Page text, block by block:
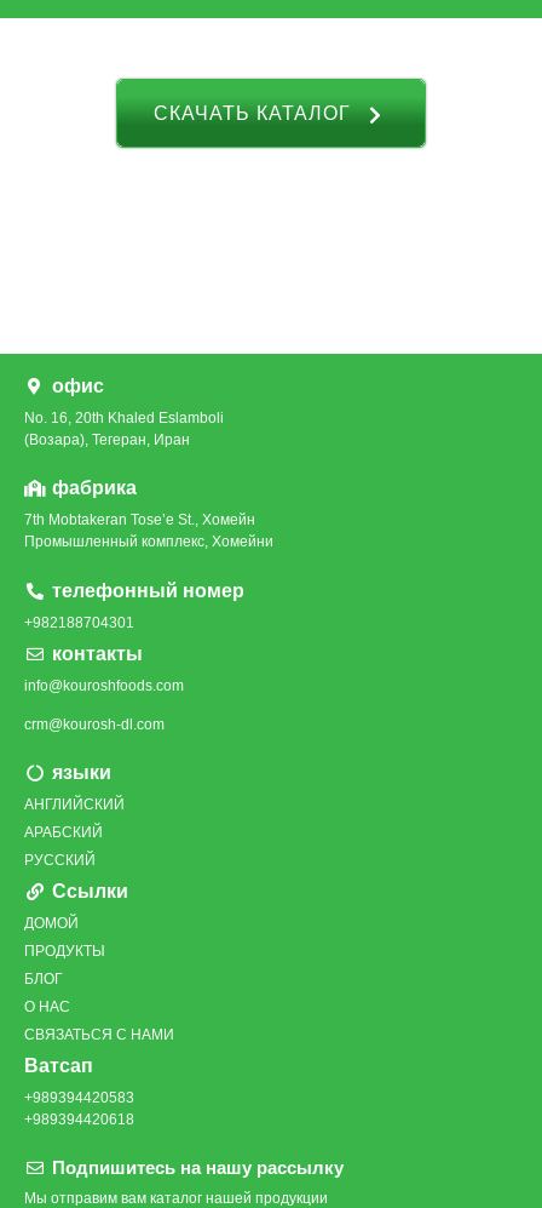
СКАЧАТЬ КАТАЛОГ
офис
No. 16, 20th Khaled Eslamboli
(Возара), Тегеран, Иран
фабрика
7th Mobtakeran Tose’e St., Хомейн
Промышленный комплекс, Хомейни
телефонный номер
+982188704301
контакты
info@kouroshfoods.com
crm@kourosh-dl.com
языки
АНГЛИЙСКИЙ
АРАБСКИЙ
РУССКИЙ
Ссылки
ДОМОЙ
ПРОДУКТЫ
БЛОГ
О НАС
СВЯЗАТЬСЯ С НАМИ
Ватсап
+989394420583
+989394420618
Подпишитесь на нашу рассылку
Мы отправим вам каталог нашей продукции